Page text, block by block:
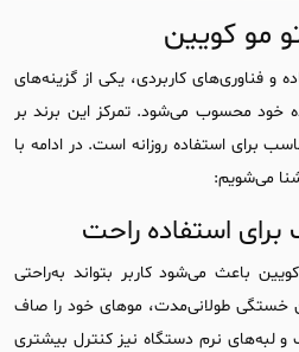
مو کویین
و فناوری‌های کاربردی، یکی از گزینه‌های
خود محسوب می‌شود. تمرکز این برند بر
برای استفاده روزانه است. در ادامه با
می‌شویم:
استفاده راحت
باعث می‌شود کاربر بتواند به‌راحتی
خستگی طولانی‌مدت، موهای خود را صاف
و لبه‌های نرم دستگاه نیز کنترل بیشتری